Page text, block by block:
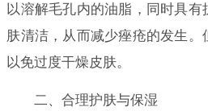
以溶解毛孔内的油脂，同时具
肤清洁，从而减少痤疮的发生。
以免过度干燥皮肤。
二、合理护肤与保湿